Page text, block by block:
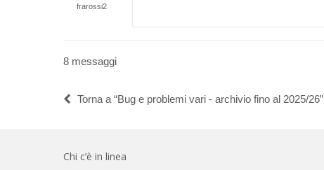
frarossi2
8 messaggi
Torna a “Bug e problemi vari - archivio fino al 2025/26”
Chi c’è in linea